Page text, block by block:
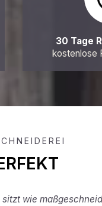
30 Tage
kostenlose
wie